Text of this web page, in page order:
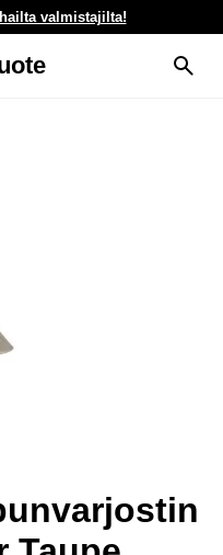
valmistajilta!